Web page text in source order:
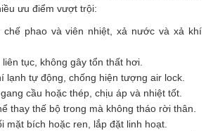
ưu điểm vượt trội:
chế phao và viên nhiệt, xả nước và xả khí
tục, không gây tổn thất hơi.
lạnh tự động, chống hiện tượng air lock.
cầu hoặc thép, chịu áp và nhiệt tốt.
thay thế bộ trong mà không tháo rời thân.
mặt bích hoặc ren, lắp đặt linh hoạt.